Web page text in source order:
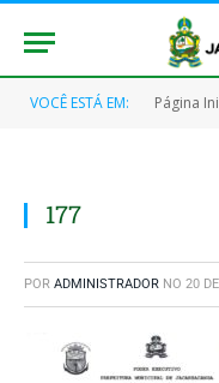
VOCÊ ESTÁ EM: Página
177
POR ADMINISTRADOR NO 20